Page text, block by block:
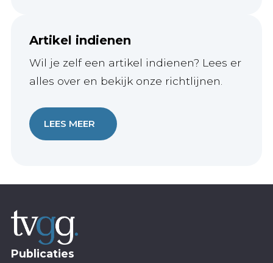
Artikel indienen
Wil je zelf een artikel indienen? Lees er
alles over en bekijk onze richtlijnen.
LEES MEER
Publicaties